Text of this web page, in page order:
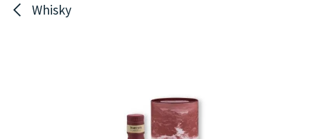
Whisky